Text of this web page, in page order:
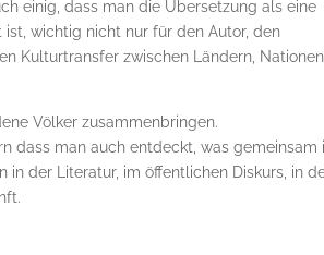
einig, dass man die Übersetzung als eine
wichtig nicht nur für den Autor, den
Kulturtransfer zwischen Ländern,
Völker zusammenbringen.
dass man auch entdeckt, was gemeinsam
in der Literatur, im öffentlichen Diskurs, in